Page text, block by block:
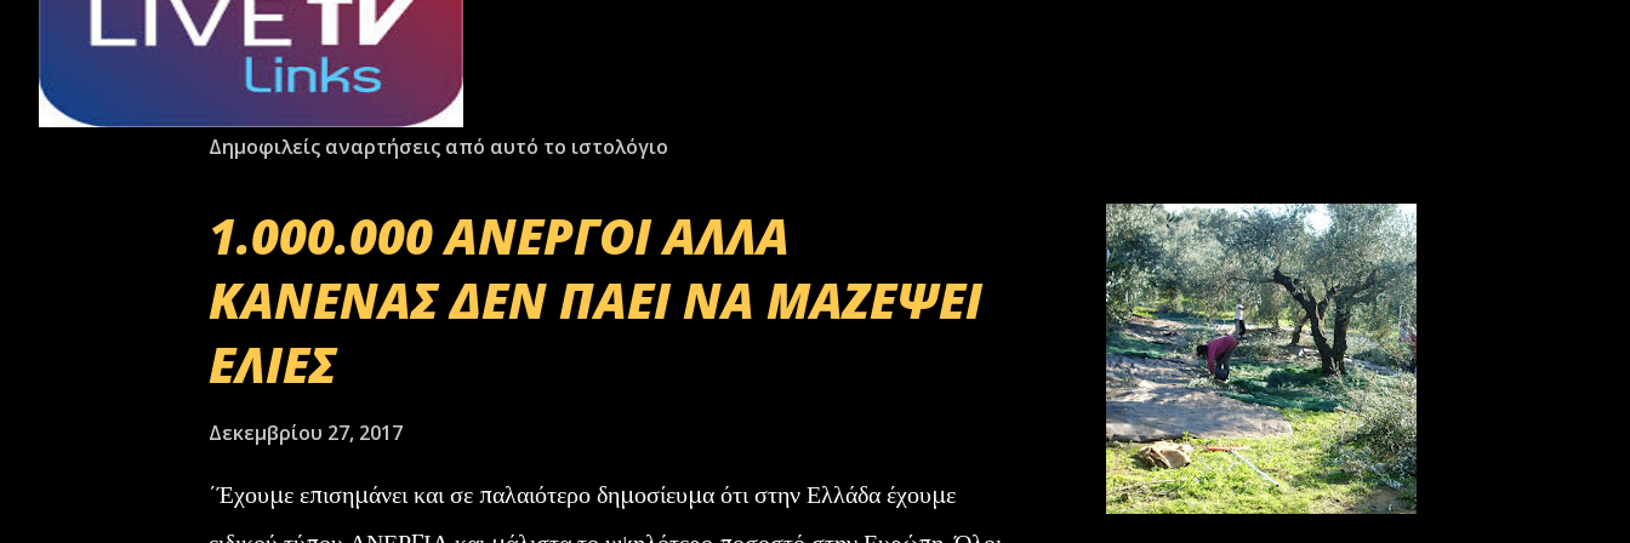
Δημοφιλείς αναρτήσεις από αυτό το ιστολόγιο
1.000.000 ΑΝΕΡΓΟΙ ΑΛΛΑ
ΚΑΝΕΝΑΣ ΔΕΝ ΠΑΕΙ ΝΑ ΜΑΖΕΨΕΙ
ΕΛΙΕΣ
Δεκεμβρίου 27, 2017
΄Έχουμε επισημάνει και σε παλαιότερο δημοσίευμα ότι στην Ελλάδα έχουμε